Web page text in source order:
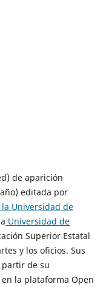
de aparición
editada por
Universidad de
Universidad de
Superior Estatal
y los oficios. Sus
partir de su
la plataforma Open